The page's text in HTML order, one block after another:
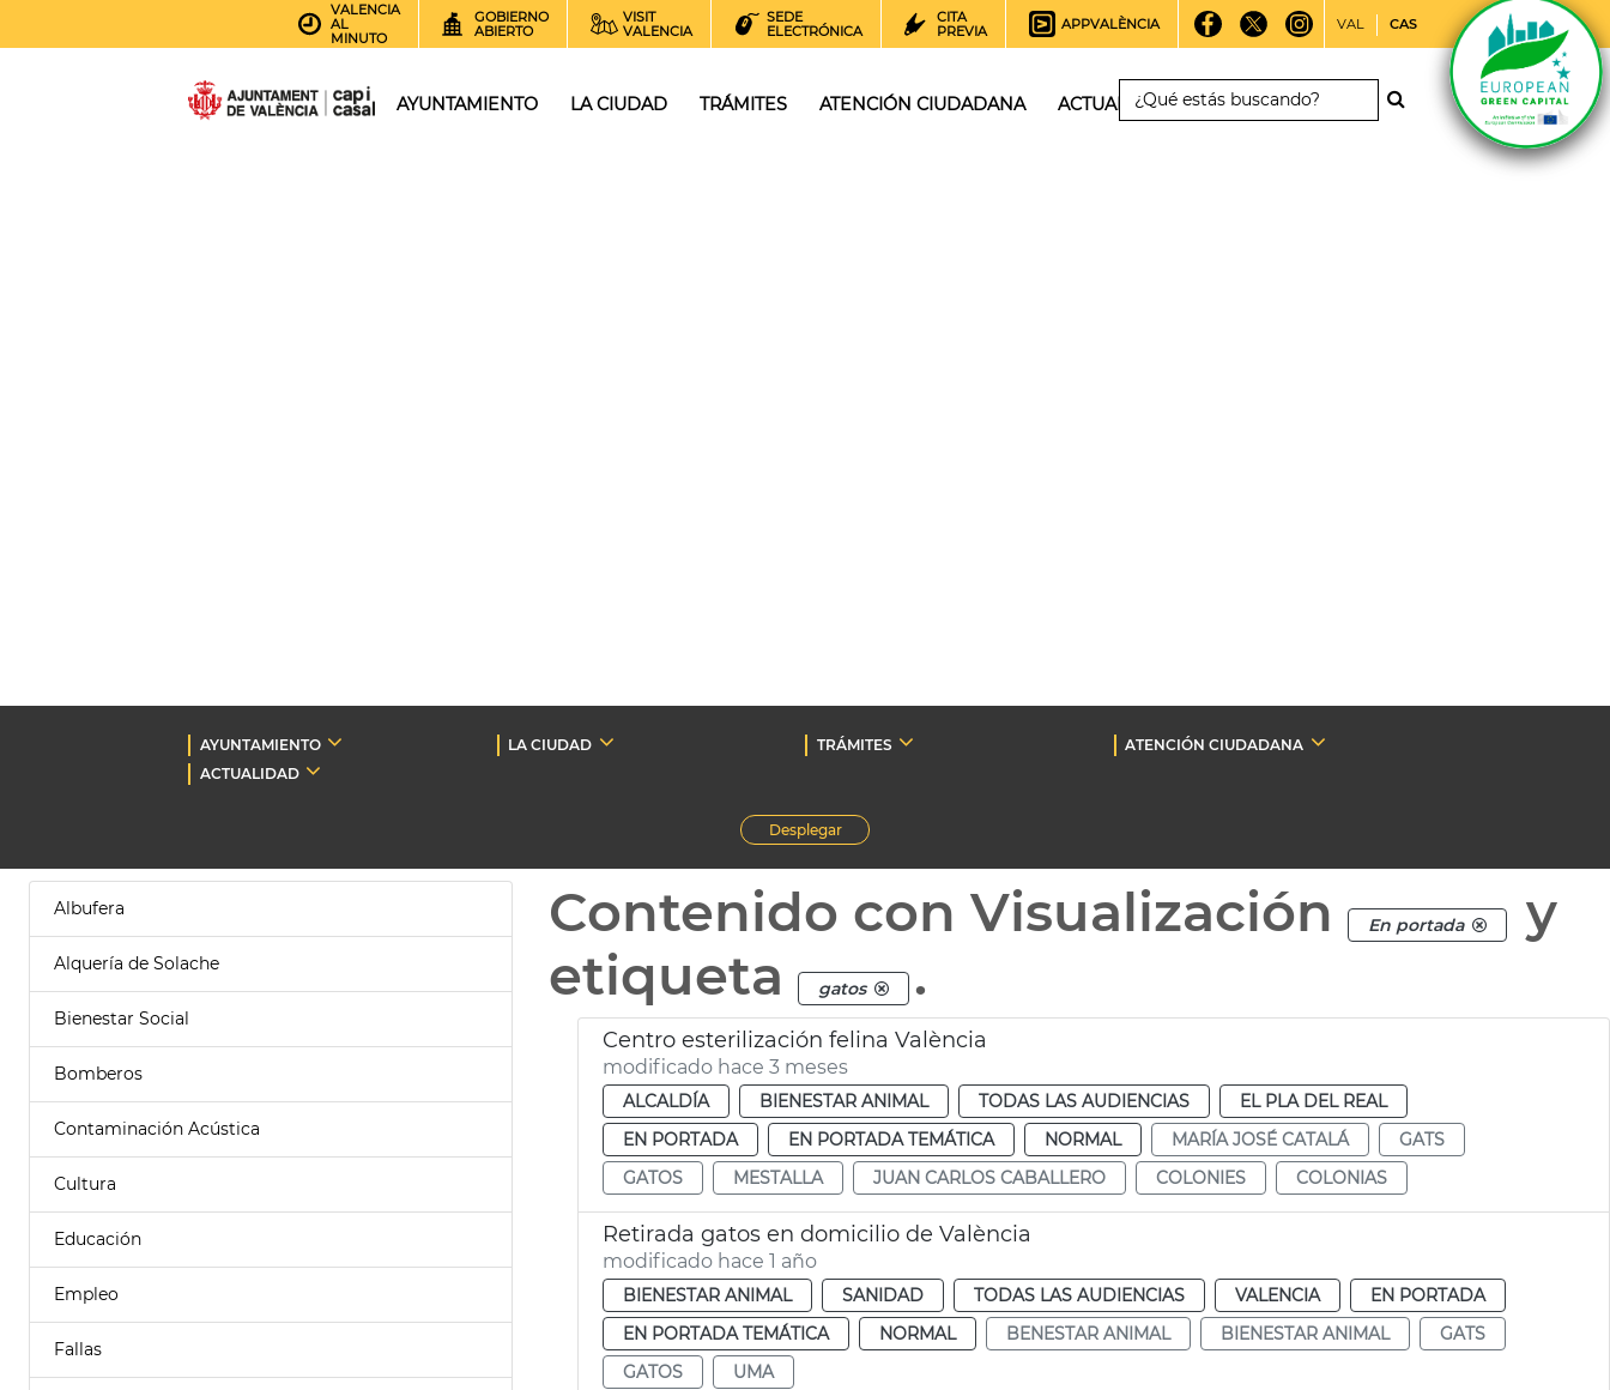
VALENCIA
AL
MINUTO
GOBIERNO
ABIERTO
VISIT
VALENCIA
SEDE
ELECTRÓNICA
CITA
PREVIA
APPVALÈNCIA VAL CAS
AYUNTAMIENTO LA CIUDAD TRÁMITES ATENCIÓN CIUDADANA ACTUALIDAD
AYUNTAMIENTO LA CIUDAD TRÁMITES
ATENCIÓN CIUDADANA
ACTUALIDAD
Desplegar
Albufera
Alquería de Solache
Bienestar Social
Bomberos
Contaminación Acústica
Cultura
Educación
Empleo
Fallas
Contenido con Visualización En portada
y
etiqueta
gatos .
Centro esterilización felina València
modificado hace 3 meses
ALCALDÍA BIENESTAR ANIMAL TODAS LAS AUDIENCIAS
EL PLA DEL REAL
EN PORTADA
EN PORTADA TEMÁTICA NORMAL MARÍA JOSÉ CATALÁ
GATS
GATOS
MESTALLA JUAN CARLOS CABALLERO COLONIES COLONIAS
Retirada gatos en domicilio de València
modificado hace 1 año
BIENESTAR ANIMAL SANIDAD TODAS LAS AUDIENCIAS VALENCIA
EN PORTADA
EN PORTADA TEMÁTICA
NORMAL BENESTAR ANIMAL BIENESTAR ANIMAL
GATS
GATOS
UMA